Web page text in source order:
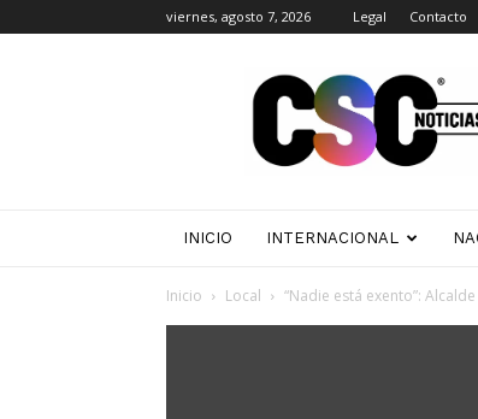
viernes, agosto 7, 2026 Legal Contacto
Noticias
INICIO INTERNACIONAL
Inicio Local “Nadie está exento”: